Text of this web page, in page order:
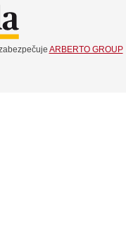
ARBERTO GROUP